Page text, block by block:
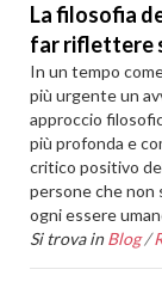
La filosofia
far riflettere
In un tempo
più urgente un
approccio
più profonda e
critico positivo
persone che non
ogni essere
Si trova in Blog /